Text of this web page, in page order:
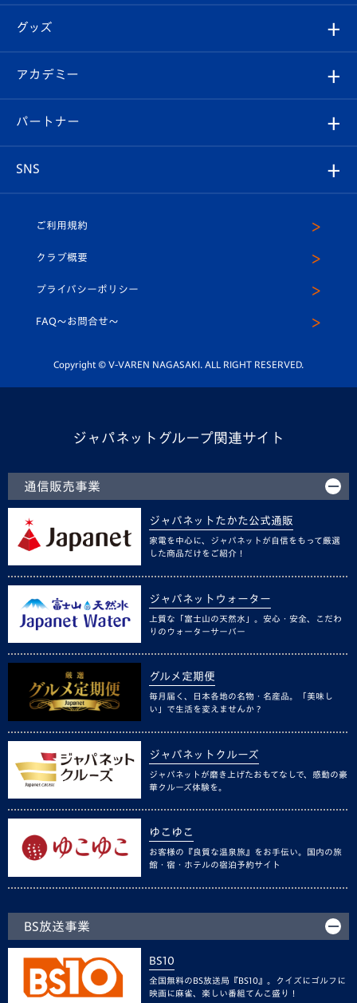
チケット
イベント
メディア
ホームタウン
スタッフプロフィール
マスコット紹介
平和祈念活動
ホームタウン活動
はじめての観戦ガイド
Revive Team
ヴィヴィくんの長崎おもてなしガイド
フォトギャラリー
スタジアムグルメ
チケット
V-LOVERS（ファンクラブ）
プレイヤーズスイート
グッズ
オンラインショップ
店舗情報
アカデミー
育成からのお知らせ
U-18
スクール
パートナー
SNS
ヴィヴィくんインスタグラム
公式LINE＠
ご利用規約
クラブ概要
プライバシーポリシー
FAQ〜お問合せ〜
Copyright © V-VAREN NAGASAKI. ALL RIGHT RESERVED.
ジャパネットグループ関連サイト
通信販売事業
ジャパネットたかた公式通販
家電を中心に、ジャパネットが自信をもって厳選
した商品だけをご紹介！
ジャパネットウォーター
上質な「富士山の天然水」。安心・安全、こだわ
りのウォーターサーバー
グルメ定期便
毎月届く、日本各地の名物・名産品。「美味し
い」で生活を変えませんか？
ジャパネットクルーズ
ジャパネットが磨き上げたおもてなしで、感動の豪
華クルーズ体験を。
ゆこゆこ
お客様の『良質な温泉旅』をお手伝い。国内の旅
館・宿・ホテルの宿泊予約サイト
BS放送事業
BS10
全国無料のBS放送局『BS10』。クイズにゴルフに
映画に麻雀、楽しい番組てんこ盛り！